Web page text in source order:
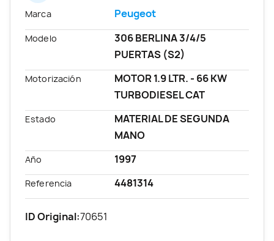
Marca Peugeot
Modelo
306 BERLINA 3/4/5
PUERTAS (S2)
Motorización
MOTOR 1.9 LTR. - 66 KW
TURBODIESEL CAT
Estado
MATERIAL DE SEGUNDA
MANO
Año 1997
Referencia 4481314
ID Original:70651